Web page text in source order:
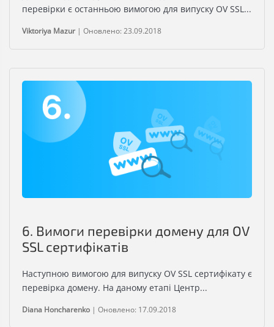
перевірки є останньою вимогою для випуску OV SSL...
Viktoriya Mazur | Оновлено: 23.09.2018
6. Вимоги перевірки домену для OV
SSL сертифікатів
Наступною вимогою для випуску OV SSL сертифікату є
перевірка домену. На даному етапі Центр...
Diana Honcharenko | Оновлено: 17.09.2018